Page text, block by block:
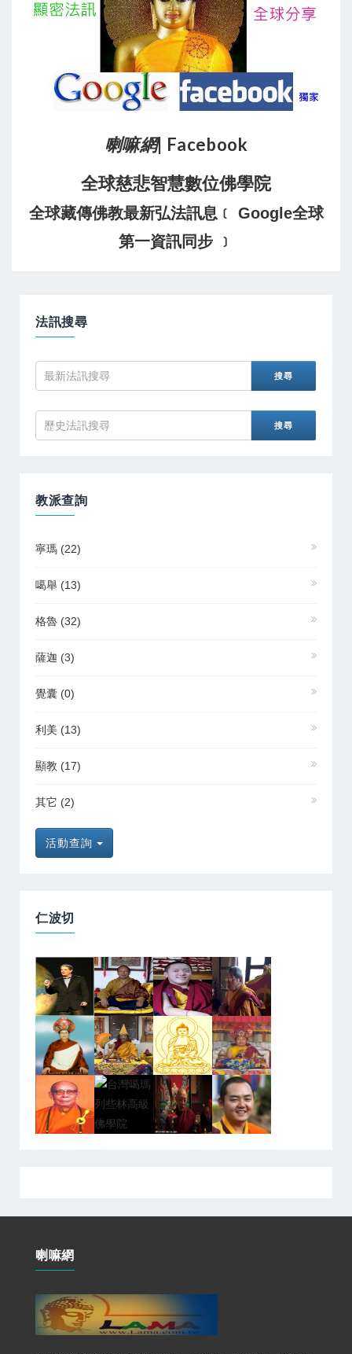
喇嘛網| Facebook
全球慈悲智慧數位佛學院
全球藏傳佛教最新弘法訊息﹝ Google全球
第一資訊同步 ﹞
法訊搜尋
教派查詢
寧瑪 (22)
噶舉 (13)
格魯 (32)
薩迦 (3)
覺囊 (0)
利美 (13)
顯教 (17)
其它 (2)
活動查詢
仁波切
喇嘛網